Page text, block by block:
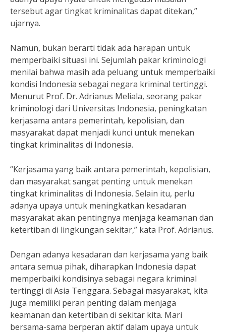
tersebut agar tingkat kriminalitas dapat ditekan,”
ujarnya.
Namun, bukan berarti tidak ada harapan untuk
memperbaiki situasi ini. Sejumlah pakar kriminologi
menilai bahwa masih ada peluang untuk memperbaiki
kondisi Indonesia sebagai negara kriminal tertinggi.
Menurut Prof. Dr. Adrianus Meliala, seorang pakar
kriminologi dari Universitas Indonesia, peningkatan
kerjasama antara pemerintah, kepolisian, dan
masyarakat dapat menjadi kunci untuk menekan
tingkat kriminalitas di Indonesia.
“Kerjasama yang baik antara pemerintah, kepolisian,
dan masyarakat sangat penting untuk menekan
tingkat kriminalitas di Indonesia. Selain itu, perlu
adanya upaya untuk meningkatkan kesadaran
masyarakat akan pentingnya menjaga keamanan dan
ketertiban di lingkungan sekitar,” kata Prof. Adrianus.
Dengan adanya kesadaran dan kerjasama yang baik
antara semua pihak, diharapkan Indonesia dapat
memperbaiki kondisinya sebagai negara kriminal
tertinggi di Asia Tenggara. Sebagai masyarakat, kita
juga memiliki peran penting dalam menjaga
keamanan dan ketertiban di sekitar kita. Mari
bersama-sama berperan aktif dalam upaya untuk